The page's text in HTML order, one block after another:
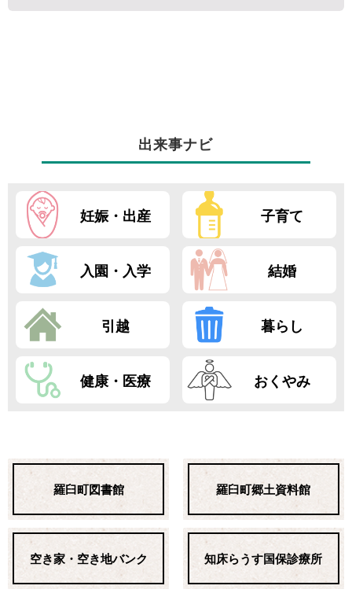
出来事ナビ
妊娠・出産 子育て
入園・入学 結婚
引越 暮らし
健康・医療 おくやみ
羅臼町図書館 羅臼町郷土資料館
空き家・空き地バンク 知床らうす国保診療所